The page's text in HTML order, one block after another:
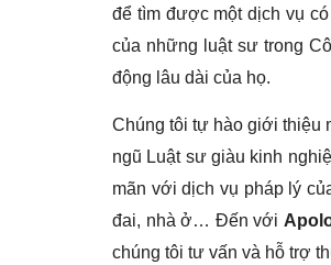
để tìm được một dịch vụ
của những luật sư trong
động lâu dài của họ.
Chúng tôi tự hào giới thiệu
ngũ Luật sư giàu kinh
mãn với dịch vụ pháp lý
đai, nhà ở… Đến với
chúng tôi tư vấn và hỗ trợ